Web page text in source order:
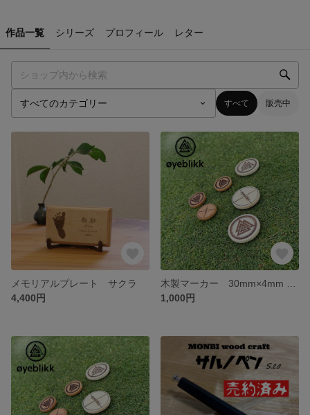
作品一覧 シリーズ プロフィール レター
すべて 販売中
メモリアルプレート サクラ
4,400円
1,000円